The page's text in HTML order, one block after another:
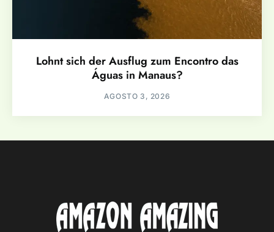
Lohnt sich der Ausflug zum Encontro das
Águas in Manaus?
AGOSTO 3, 2026